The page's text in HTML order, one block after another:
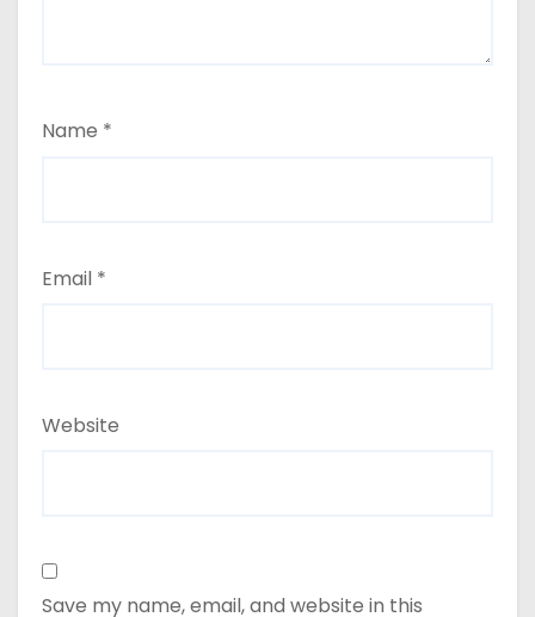
Name *
Email *
Website
Save my name, email, and website in this